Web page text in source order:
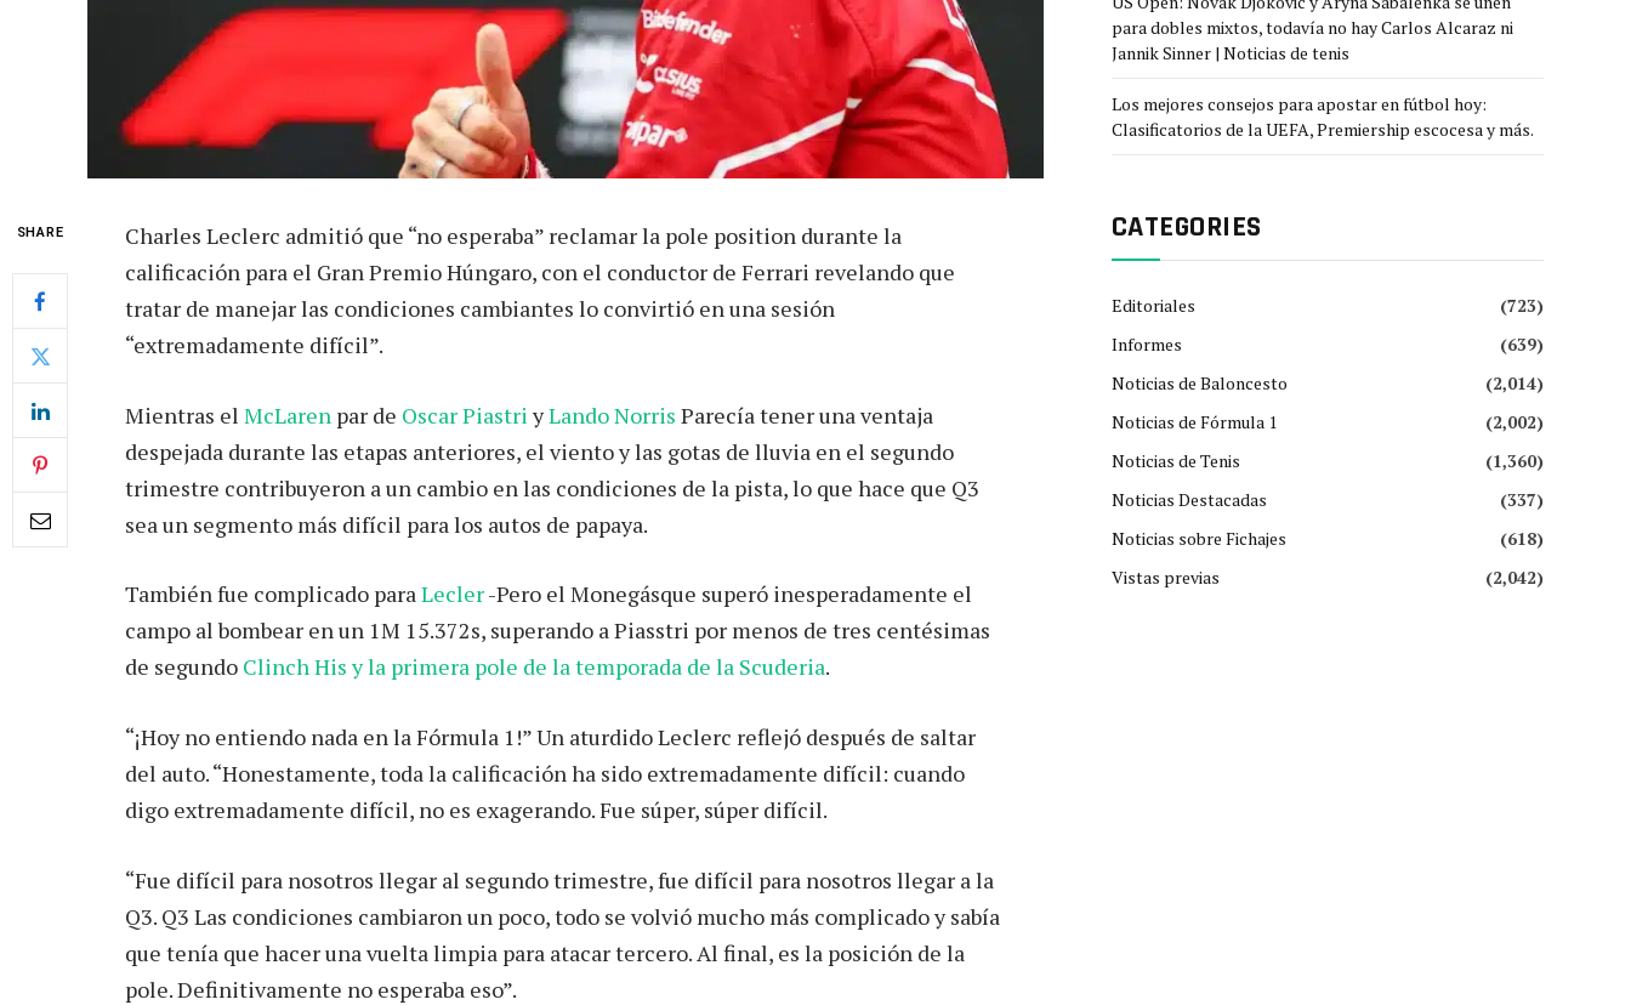
SHARE
Charles Leclerc admitió que “no esperaba” reclamar la pole position durante la
calificación para el Gran Premio Húngaro, con el conductor de Ferrari revelando que
tratar de manejar las condiciones cambiantes lo convirtió en una sesión
“extremadamente difícil”.
Mientras el McLaren par de Oscar Piastri yLando Norris Parecía tener una ventaja
despejada durante las etapas anteriores, el viento y las gotas de lluvia en el segundo
trimestre contribuyeron a un cambio en las condiciones de la pista, lo que hace que Q3
sea un segmento más difícil para los autos de papaya.
También fue complicado paraLecler-Pero el Monegásque superó inesperadamente el
campo al bombear en un 1M 15.372s, superando a Piasstri por menos de tres centésimas
de segundo Clinch His y la primera pole de la temporada de la Scuderia.
“¡Hoy no entiendo nada en la Fórmula 1!” Un aturdido Leclerc reflejó después de saltar
del auto. “Honestamente, toda la calificación ha sido extremadamente difícil: cuando
digo extremadamente difícil, no es exagerando. Fue súper, súper difícil.
“Fue difícil para nosotros llegar al segundo trimestre, fue difícil para nosotros llegar a la
Q3. Q3 Las condiciones cambiaron un poco, todo se volvió mucho más complicado y sabía
que tenía que hacer una vuelta limpia para atacar tercero. Al final, es la posición de la
pole. Definitivamente no esperaba eso”.
para dobles mixtos, todavía no hay Carlos Alcaraz ni
Jannik Sinner | Noticias de tenis
Los mejores consejos para apostar en fútbol hoy:
Clasificatorios de la UEFA, Premiership escocesa y más.
CATEGORIES
Editoriales
(723)
Informes
(639)
Noticias de Baloncesto
(2,014)
Noticias de Fórmula 1
(2,002)
Noticias de Tenis
(1,360)
Noticias Destacadas
(337)
Noticias sobre Fichajes
(618)
Vistas previas
(2,042)